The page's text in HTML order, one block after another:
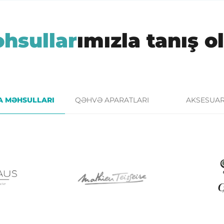
ımızla tanış
MƏHSULLARI QƏHVƏ APARATLARI